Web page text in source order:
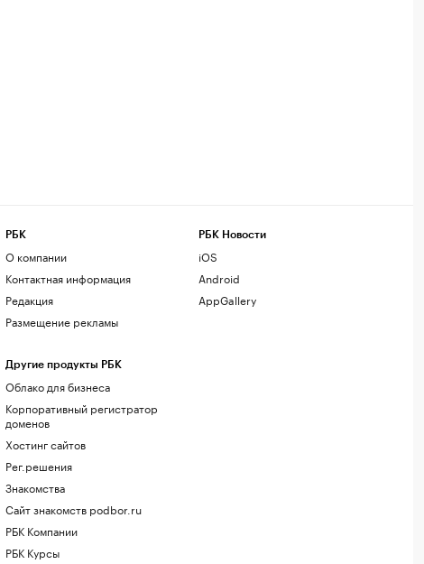
РБК
О компании
Контактная информация
Редакция
Размещение рекламы
Другие продукты РБК
Облако для бизнеса
Корпоративный регистратор
доменов
Хостинг сайтов
Рег.решения
Знакомства
Сайт знакомств podbor.ru
РБК Компании
РБК Курсы
РБК Новости
iOS
Android
AppGallery